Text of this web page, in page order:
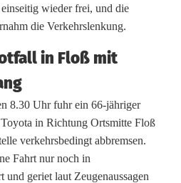
wieder frei, und die
die Verkehrslenkung.
in Floß mit
8.30 Uhr fuhr ein 66-jähriger
in Richtung Ortsmitte Floß
verkehrsbedingt abbremsen.
Fahrt nur noch in
geriet laut Zeugenaussagen